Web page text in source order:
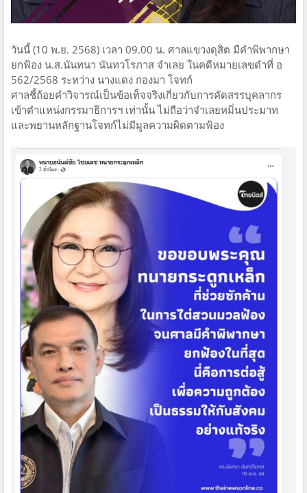
วันนี้ (10 พ.ย. 2568) เวลา 09.00 น. ศาลแขวงดุสิต มีคำพิพากษา
ยกฟ้อง น.ส.นันทนา นันทวโรภาส จำเลย ในคดีหมายเลขดำที่ อ
562/2568 ระหว่าง นางแดง กองมา โจทก์
ศาลชี้ถ้อยคำวิจารณ์เป็นข้อเท็จจริงเกี่ยวกับการคัดสรรบุคลากร
เข้าตำแหน่งกรรมาธิการฯ เท่านั้น ไม่ถือว่าจำเลยหมิ่นประมาท
และพยานหลักฐานโจทก์ไม่มีมูลความผิดตามฟ้อง